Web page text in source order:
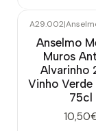
A29.002|
Anselmo
Muros
Alvarinho
Vinho
75cl